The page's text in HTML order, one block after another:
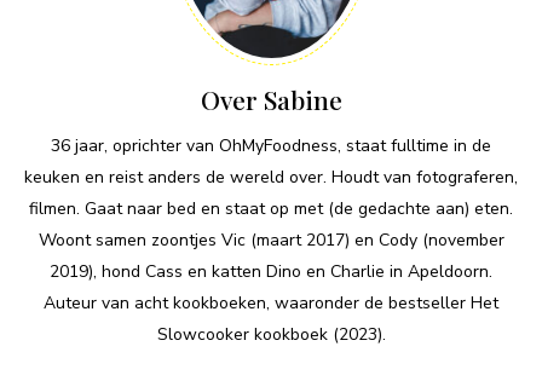
Over Sabine
36 jaar, oprichter van OhMyFoodness, staat fulltime in de
keuken en reist anders de wereld over. Houdt van fotograferen,
filmen. Gaat naar bed en staat op met (de gedachte aan) eten.
Woont samen zoontjes Vic (maart 2017) en Cody (november
2019), hond Cass en katten Dino en Charlie in Apeldoorn.
Auteur van acht kookboeken, waaronder de bestseller Het
Slowcooker kookboek (2023).